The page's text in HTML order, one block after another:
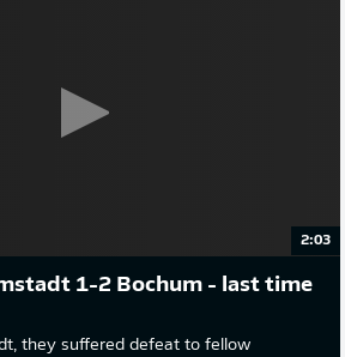
2:03
1-2 Bochum - last time
they suffered defeat to fellow